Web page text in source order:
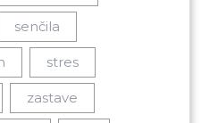
senčila
stres
zastave